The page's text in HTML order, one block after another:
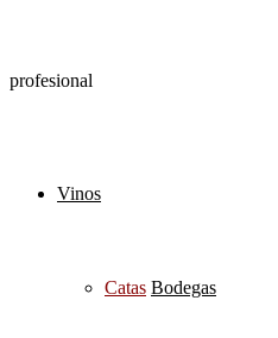
profesional
Vinos
Catas Bodegas